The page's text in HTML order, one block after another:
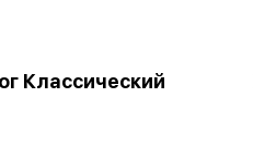
Классический